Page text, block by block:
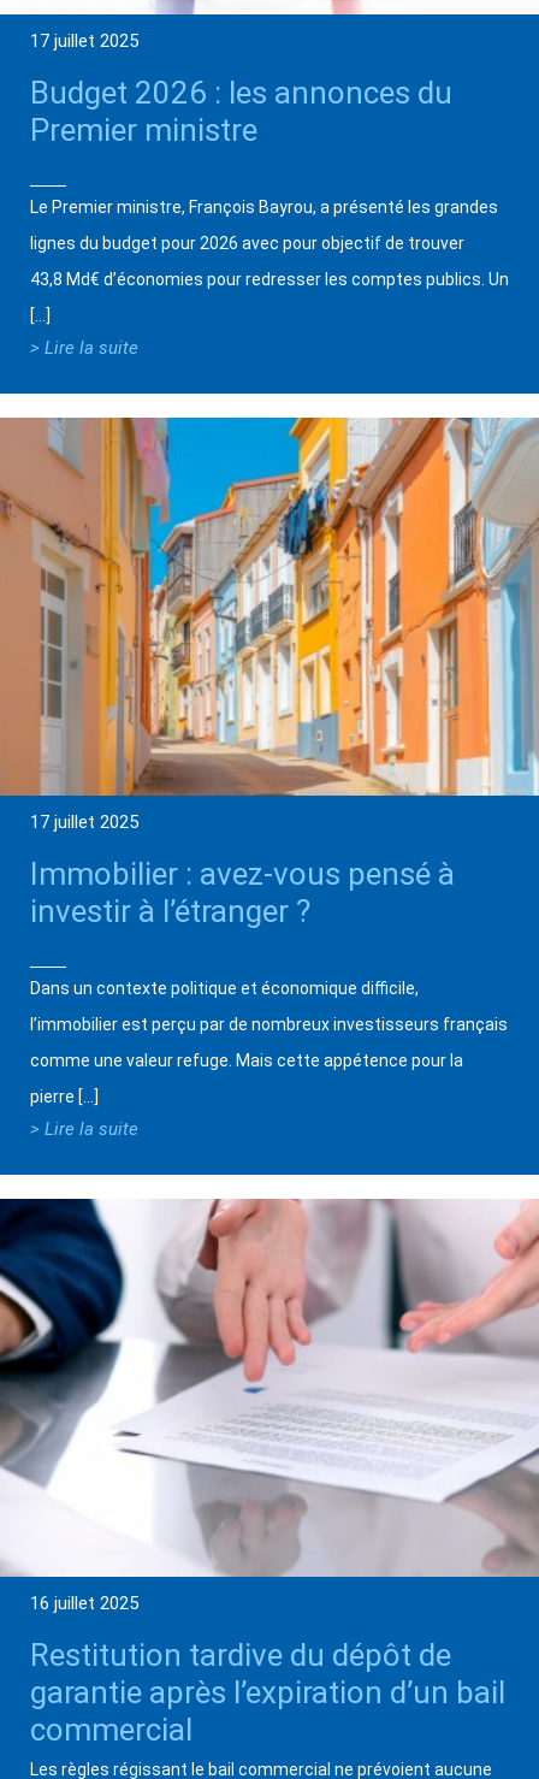
17 juillet 2025
Budget 2026 : les annonces du
Premier ministre
Le Premier ministre, François Bayrou, a présenté les grandes
lignes du budget pour 2026 avec pour objectif de trouver
43,8 Md€ d’économies pour redresser les comptes publics. Un
[…]
> Lire la suite
17 juillet 2025
Immobilier : avez-vous pensé à
investir à l’étranger ?
Dans un contexte politique et économique difficile,
l’immobilier est perçu par de nombreux investisseurs français
comme une valeur refuge. Mais cette appétence pour la
pierre […]
> Lire la suite
16 juillet 2025
Restitution tardive du dépôt de
garantie après l’expiration d’un bail
commercial
Les règles régissant le bail commercial ne prévoient aucune